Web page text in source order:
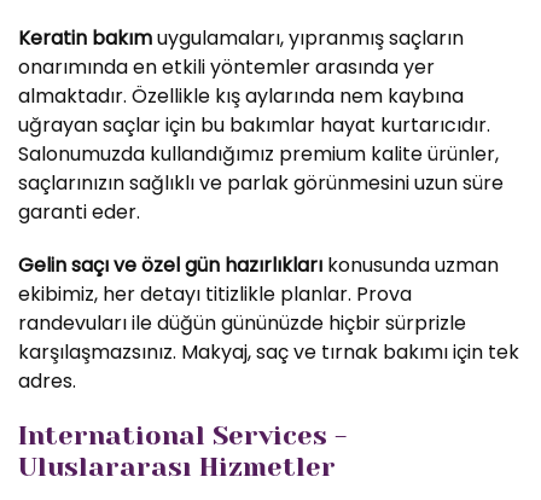
Keratin bakımuygulamaları, yıpranmış saçların
onarımında en etkili yöntemler arasında yer
almaktadır. Özellikle kış aylarında nem kaybına
uğrayan saçlar için bu bakımlar hayat kurtarıcıdır.
Salonumuzda kullandığımız premium kalite ürünler,
saçlarınızın sağlıklı ve parlak görünmesini uzun süre
garanti eder.
Gelin saçı ve özel gün hazırlıkları konusunda uzman
ekibimiz, her detayı titizlikle planlar. Prova
randevuları ile düğün gününüzde hiçbir sürprizle
karşılaşmazsınız. Makyaj, saç ve tırnak bakımı için tek
adres.
International Services -
Uluslararası Hizmetler